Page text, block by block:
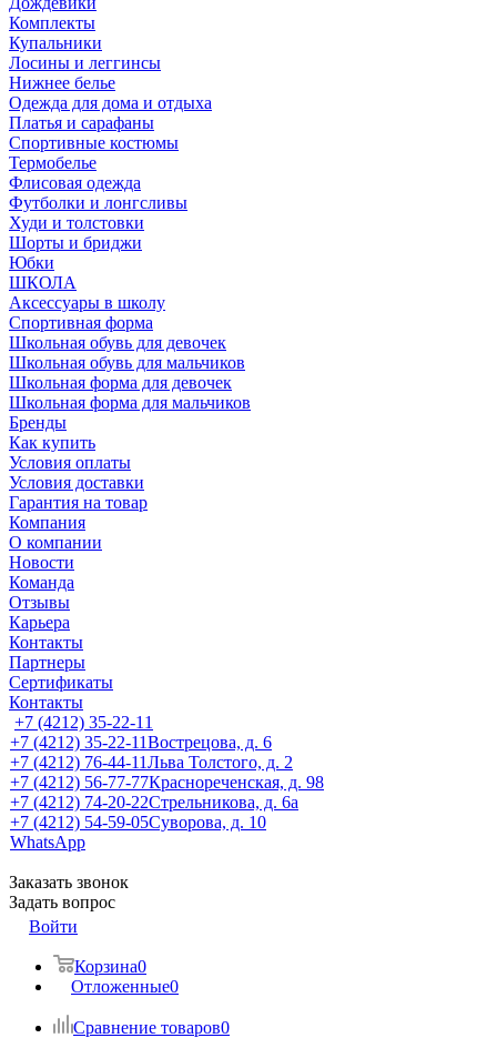
Комплекты
Купальники
Лосины и леггинсы
Нижнее белье
Одежда для дома и отдыха
Платья и сарафаны
Спортивные костюмы
Термобелье
Флисовая одежда
Футболки и лонгсливы
Худи и толстовки
Шорты и бриджи
Юбки
ШКОЛА
Аксессуары в школу
Спортивная форма
Школьная обувь для девочек
Школьная обувь для мальчиков
Школьная форма для девочек
Школьная форма для мальчиков
Бренды
Как купить
Условия оплаты
Условия доставки
Гарантия на товар
Компания
О компании
Новости
Команда
Отзывы
Карьера
Контакты
Партнеры
Сертификаты
Контакты
+7 (4212) 35-22-11
+7 (4212) 35-22-11Вострецова, д. 6
+7 (4212) 76-44-11Льва Толстого, д. 2
+7 (4212) 56-77-77Краснореченская, д. 98
+7 (4212) 74-20-22Стрельникова, д. 6а
+7 (4212) 54-59-05Суворова, д. 10
WhatsApp
Заказать звонок
Задать вопрос
Войти
Корзина0
Отложенные0
Сравнение товаров0